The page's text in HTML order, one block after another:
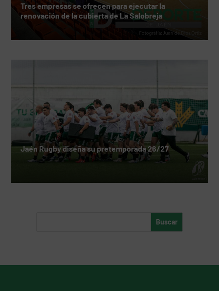
Tres empresas se ofrecen para ejecutar la
renovación de la cubierta de La Salobreja
Jaén Rugby diseña su pretemporada 26/27